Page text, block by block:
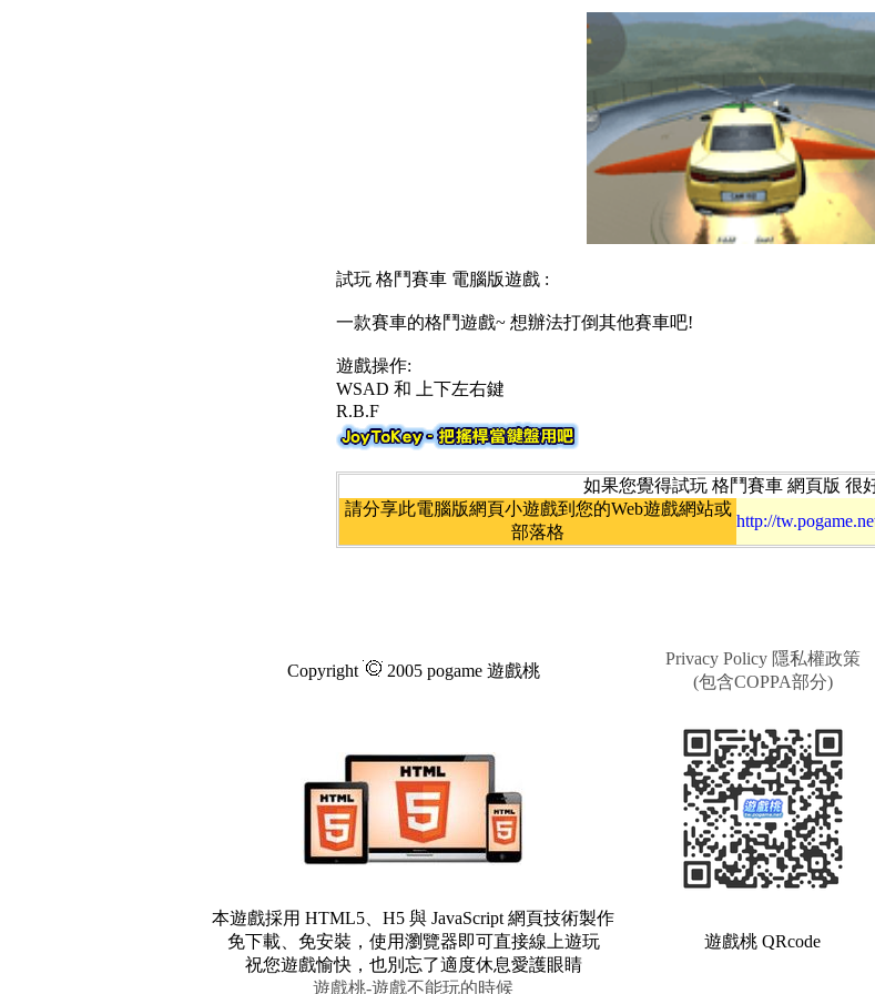
試玩 格鬥賽車 電腦版遊戲 :
一款賽車的格鬥遊戲~ 想辦法打倒其他賽車吧!
遊戲操作:
WSAD 和 上下左右鍵
R.B.F
如果您覺得試玩 格鬥賽車 網頁版 很
請分享此電腦版網頁小遊戲到您的Web遊戲網站或
部落格
http://
Copyright 2005 pogame 遊戲桃
Privacy Policy 隱私權政策
(包含COPPA部分)
本遊戲採用 HTML5、H5 與 JavaScript 網頁技術製作
免下載、免安裝，使用瀏覽器即可直接線上遊玩
祝您遊戲愉快，也別忘了適度休息愛護眼睛
遊戲桃 QRcode
遊戲桃-遊戲不能玩的時候